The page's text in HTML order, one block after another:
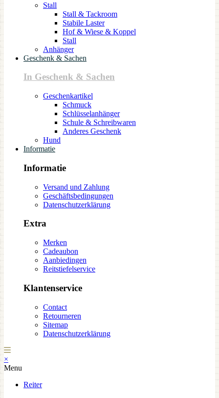
Stall
Stall & Tackroom
Stabile Laster
Hof & Wiese & Koppel
Stall
Anhänger
Geschenk & Sachen
In Geschenk & Sachen
Geschenkartikel
Schmuck
Schlüsselanhänger
Schule & Schreibwaren
Anderes Geschenk
Hund
Informatie
Informatie
Versand und Zahlung
Geschäftsbedingungen
Datenschutzerklärung
Extra
Merken
Cadeaubon
Aanbiedingen
Reitstiefelservice
Klantenservice
Contact
Retourneren
Sitemap
Datenschutzerklärung
×
Menu
Reiter